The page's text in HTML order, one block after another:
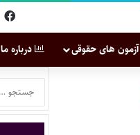
آزمون های حقوقی درباره ما